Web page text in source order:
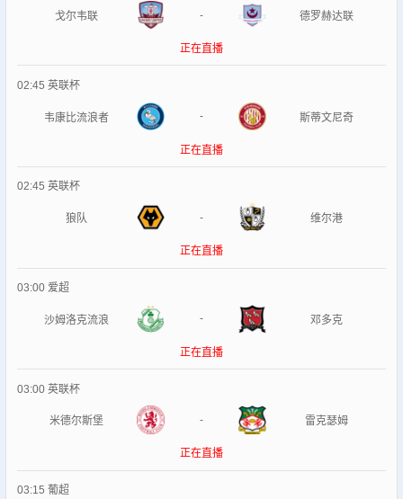
戈尔韦联 - 德罗赫达联
正在直播
02:45 英联杯
韦康比流浪者 - 斯蒂文尼奇
正在直播
02:45 英联杯
狼队 - 维尔港
正在直播
03:00 爱超
沙姆洛克流浪 - 邓多克
正在直播
03:00 英联杯
米德尔斯堡 - 雷克瑟姆
正在直播
03:15 葡超